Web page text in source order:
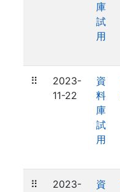
庫
試
用
⠿
2023-
11-22
資
料
庫
試
用
⠿
2023-
資